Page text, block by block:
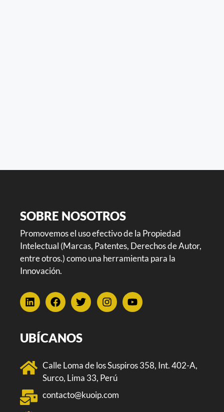
SOBRE NOSOTROS
Promovemos el uso efectivo de la Propiedad
Intelectual (Marcas, Patentes, Derechos de Autor,
entre otros.) como una herramienta para la
Innovación.
UBÍCANOS
Calle Loma de los Suspiros 358, Int. 402-A,
Surco, Lima 33, Perú
contacto@kuoip.com